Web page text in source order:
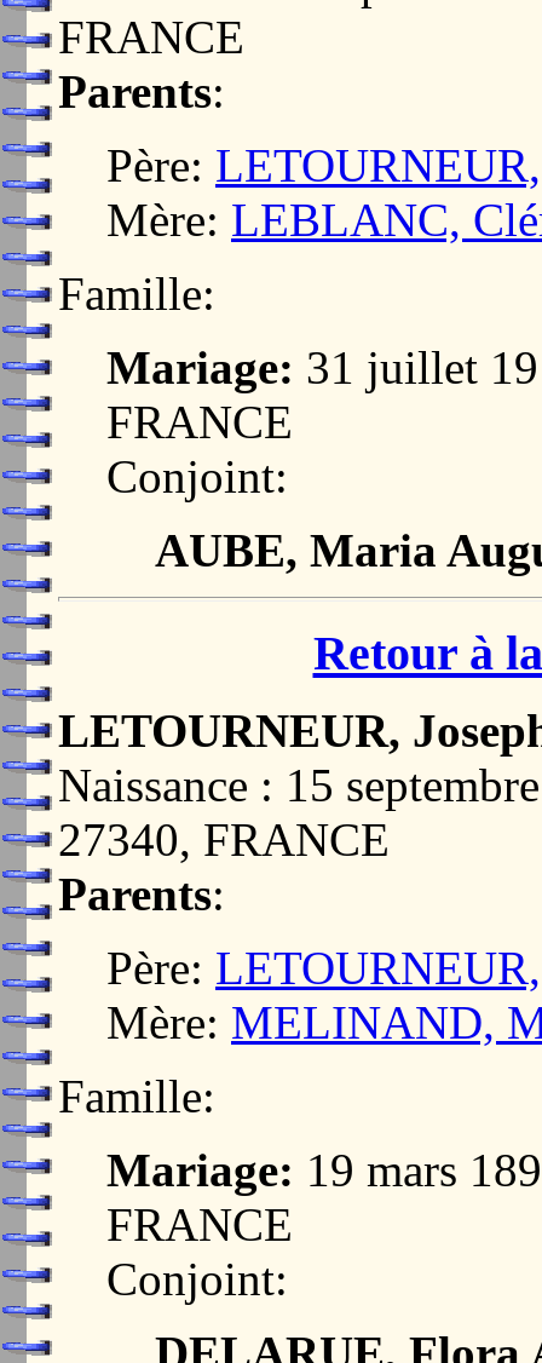
FRANCE
Parents:
Père:
Mère: LEBLANC,
Famille:
Mariage: 31 juillet
FRANCE
Conjoint:
AUBE, Maria
Retour à
LETOURNEUR,
Naissance : 15
27340, FRANCE
Parents:
Père:
Mère: MELINAND,
Famille:
Mariage: 19 mars
FRANCE
Conjoint: